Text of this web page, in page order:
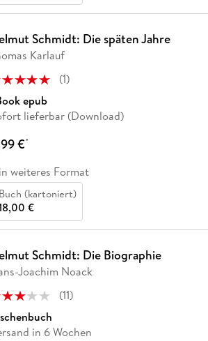
Schmidt: Die späten Jahre
Karlauf
(1)
epub
lieferbar (Download)
€*
weiteres Format
Buch (kartoniert)
€
Schmidt: Die Biographie
Joachim Noack
(11)
in 6 Wochen